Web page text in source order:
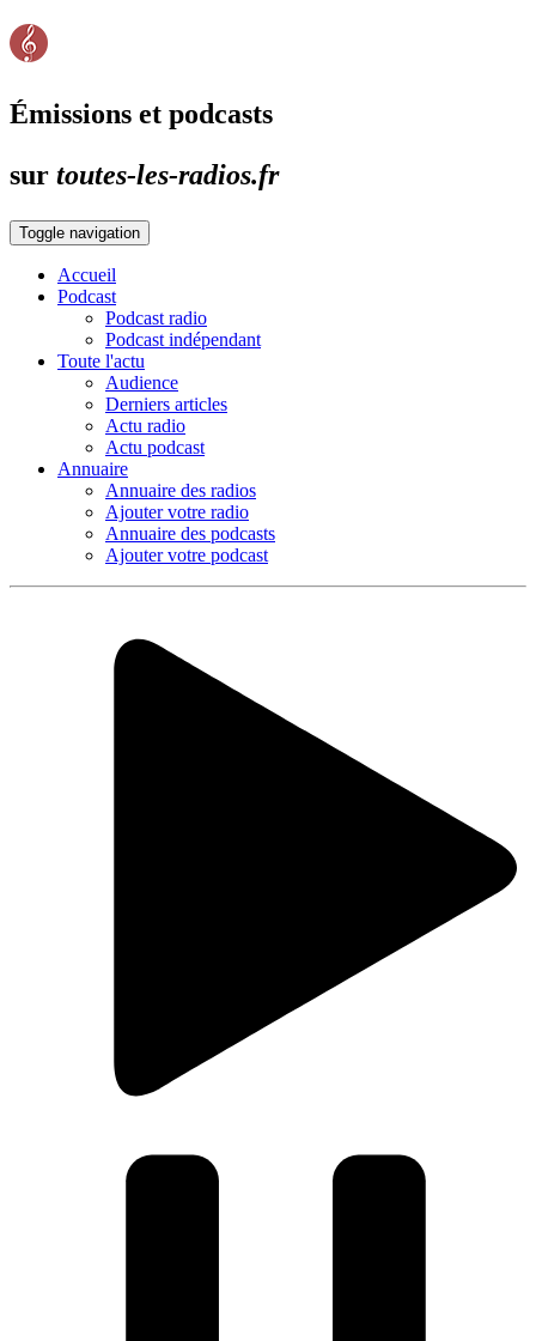
Émissions et podcasts
sur toutes-les-radios.fr
Toggle navigation
Accueil
Podcast
Podcast radio
Podcast indépendant
Toute l'actu
Audience
Derniers articles
Actu radio
Actu podcast
Annuaire
Annuaire des radios
Ajouter votre radio
Annuaire des podcasts
Ajouter votre podcast